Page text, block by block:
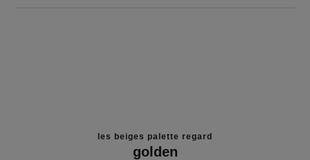
les beiges palette regard
golden